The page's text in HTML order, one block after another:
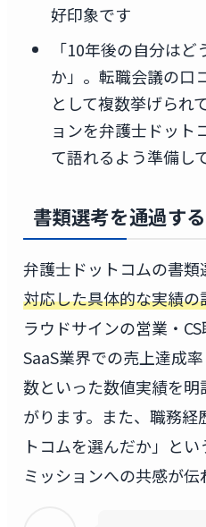
好印象です
「10年後の自分は
か」。転職会議の口
として複数挙げられ
ョンを弁護士ドット
て語れるよう準備し
書類選考を通過す
弁護士ドットコムの書類
対応した具体的な実績の
ラウドサインの営業・
SaaS業界での売上達成
数といった数値実績を
がります。また、職務
トコムを選んだか」とい
ミッションへの共感が伝